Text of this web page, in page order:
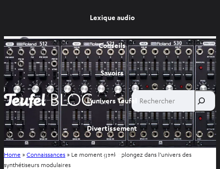
Lexique audio
Conseils
Savoirs
L’univers Teufel
Divertissement
Site FR
Rechercher
Home »Connaissances » Le moment geek : plongez dans l’univers des
synthétiseurs modulaires